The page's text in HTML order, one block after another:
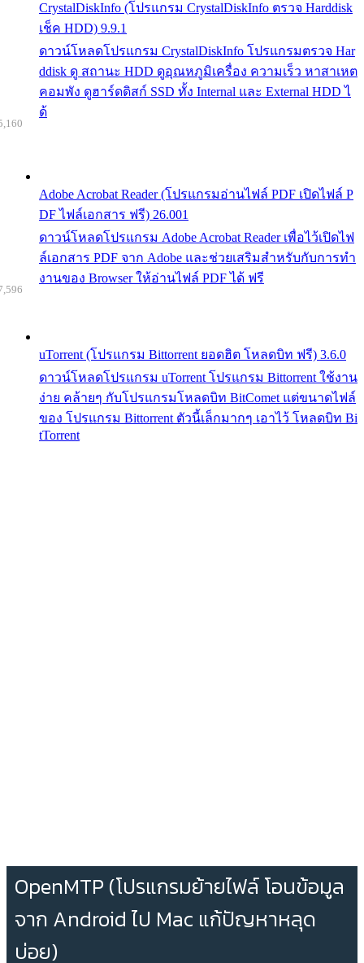
CrystalDiskInfo (โปรแกรม CrystalDiskInfo ตรวจ Harddisk
เช็ค HDD) 9.9.1
ดาวน์โหลดโปรแกรม CrystalDiskInfo โปรแกรมตรวจ Har
ddisk ดู สถานะ HDD ดูอุณหภูมิเครื่อง ความเร็ว หาสาเหต
คอมพัง ดูฮาร์ดดิสก์ SSD ทั้ง Internal และ External HDD ไ
ด้
Adobe Acrobat Reader (โปรแกรมอ่านไฟล์ PDF เปิดไฟล์ P
DF ไฟล์เอกสาร ฟรี) 26.001
ดาวน์โหลดโปรแกรม Adobe Acrobat Reader เพื่อไว้เปิดไฟ
ล์เอกสาร PDF จาก Adobe และช่วยเสริมสำหรับกับการทำ
งานของ Browser ให้อ่านไฟล์ PDF ได้ ฟรี
uTorrent (โปรแกรม Bittorrent ยอดฮิต โหลดบิท ฟรี) 3.6.0
ดาวน์โหลดโปรแกรม uTorrent โปรแกรม Bittorrent ใช้งาน
ง่าย คล้ายๆ กับโปรแกรมโหลดบิท BitComet แต่ขนาดไฟล์
ของ โปรแกรม Bittorrent ตัวนี้เล็กมากๆ เอาไว้ โหลดบิท Bi
tTorrent
OpenMTP (โปรแกรมย้ายไฟล์ โอนข้อมูล
จาก Android ไป Mac แก้ปัญหาหลุด
บ่อย)